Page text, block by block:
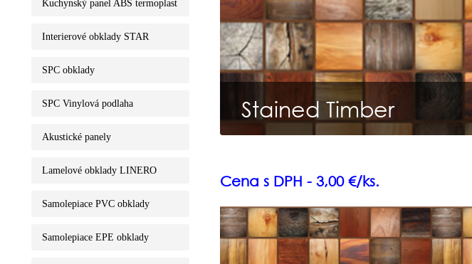
Kuchynský panel ABS termoplast
Interierové obklady STAR
SPC obklady
SPC Vinylová podlaha
Akustické panely
Lamelové obklady LINERO
Samolepiace PVC obklady
Samolepiace EPE obklady
Stained Timber
Cena s DPH - 3,00 €/ks.